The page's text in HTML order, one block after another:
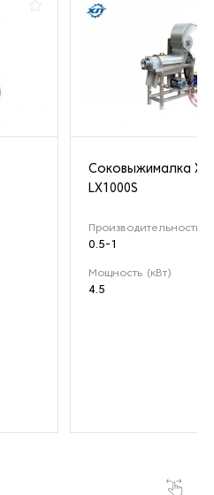
Соковыжималка
LX1000S
Производительность
0.5-1
Мощность (кВт)
4.5